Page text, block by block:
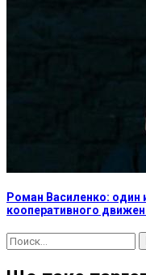
Роман Василенко: один
кооперативного
Найти: